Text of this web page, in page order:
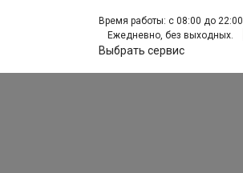
Время работы: с 08:00 до 22:00
Ежедневно, без выходных.
Выбрать сервис